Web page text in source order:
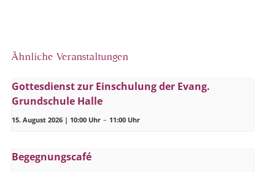
Ähnliche Veranstaltungen
Gottesdienst zur Einschulung der Evang.
Grundschule Halle
15. August 2026 | 10:00 Uhr – 11:00 Uhr
Begegnungscafé